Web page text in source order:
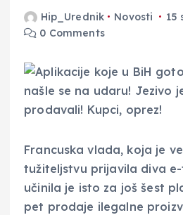
Hip_Urednik Novosti
15
0 Comments
Francuska vlada, koja je
tužiteljstvu prijavila diva
učinila je isto za još šest
pet prodaje ilegalne